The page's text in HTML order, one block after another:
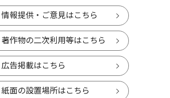
情報提供・ご意見はこちら
著作物の二次利用等はこちら
広告掲載はこちら
紙面の設置場所はこちら